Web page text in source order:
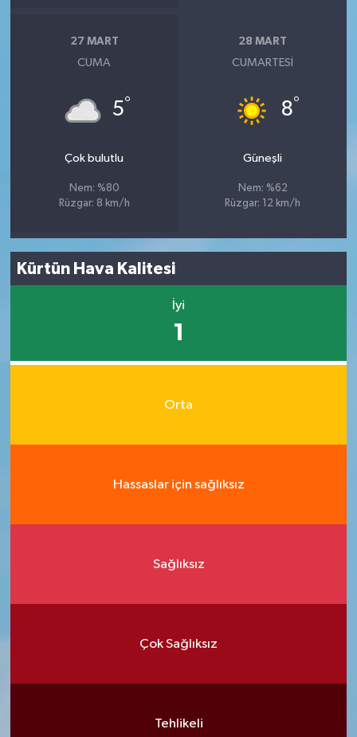
27 MART
CUMA
5°
Çok bulutlu
Nem: %80
Rüzgar: 8 km/h
28 MART
CUMARTESI
8°
Güneşli
Nem: %62
Rüzgar: 12 km/h
Kürtün Hava Kalitesi
İyi
1
Orta
Hassaslar için sağlıksız
Sağlıksız
Çok Sağlıksız
Tehlikeli